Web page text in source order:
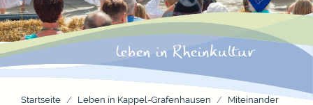
Startseite Leben in Kappel-Grafenhausen
Miteinander